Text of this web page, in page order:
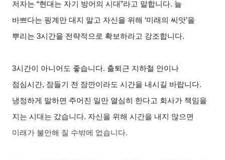
저자는 “현대는 자기 방어의 시대”라고 말합니다. 늘
바쁘다는 핑계만 대지 말고 자신을 위해 ‘미래의 씨앗’을
뿌리는 3시간을 전략적으로 확보하라고 강조합니다.
3시간이 아니어도 좋습니다. 출퇴근 지하철 안이나
점심시간, 잠들기 전 잠깐이라도 시간을 내시길 바랍니다.
냉정하게 말하면 주어진 일만 열심히 한다고 회사가 책임을
지는 시대는 갔습니다. 자신을 위해 시간을 내지 않으면
미래가 불안해 질 수밖에 없습니다.